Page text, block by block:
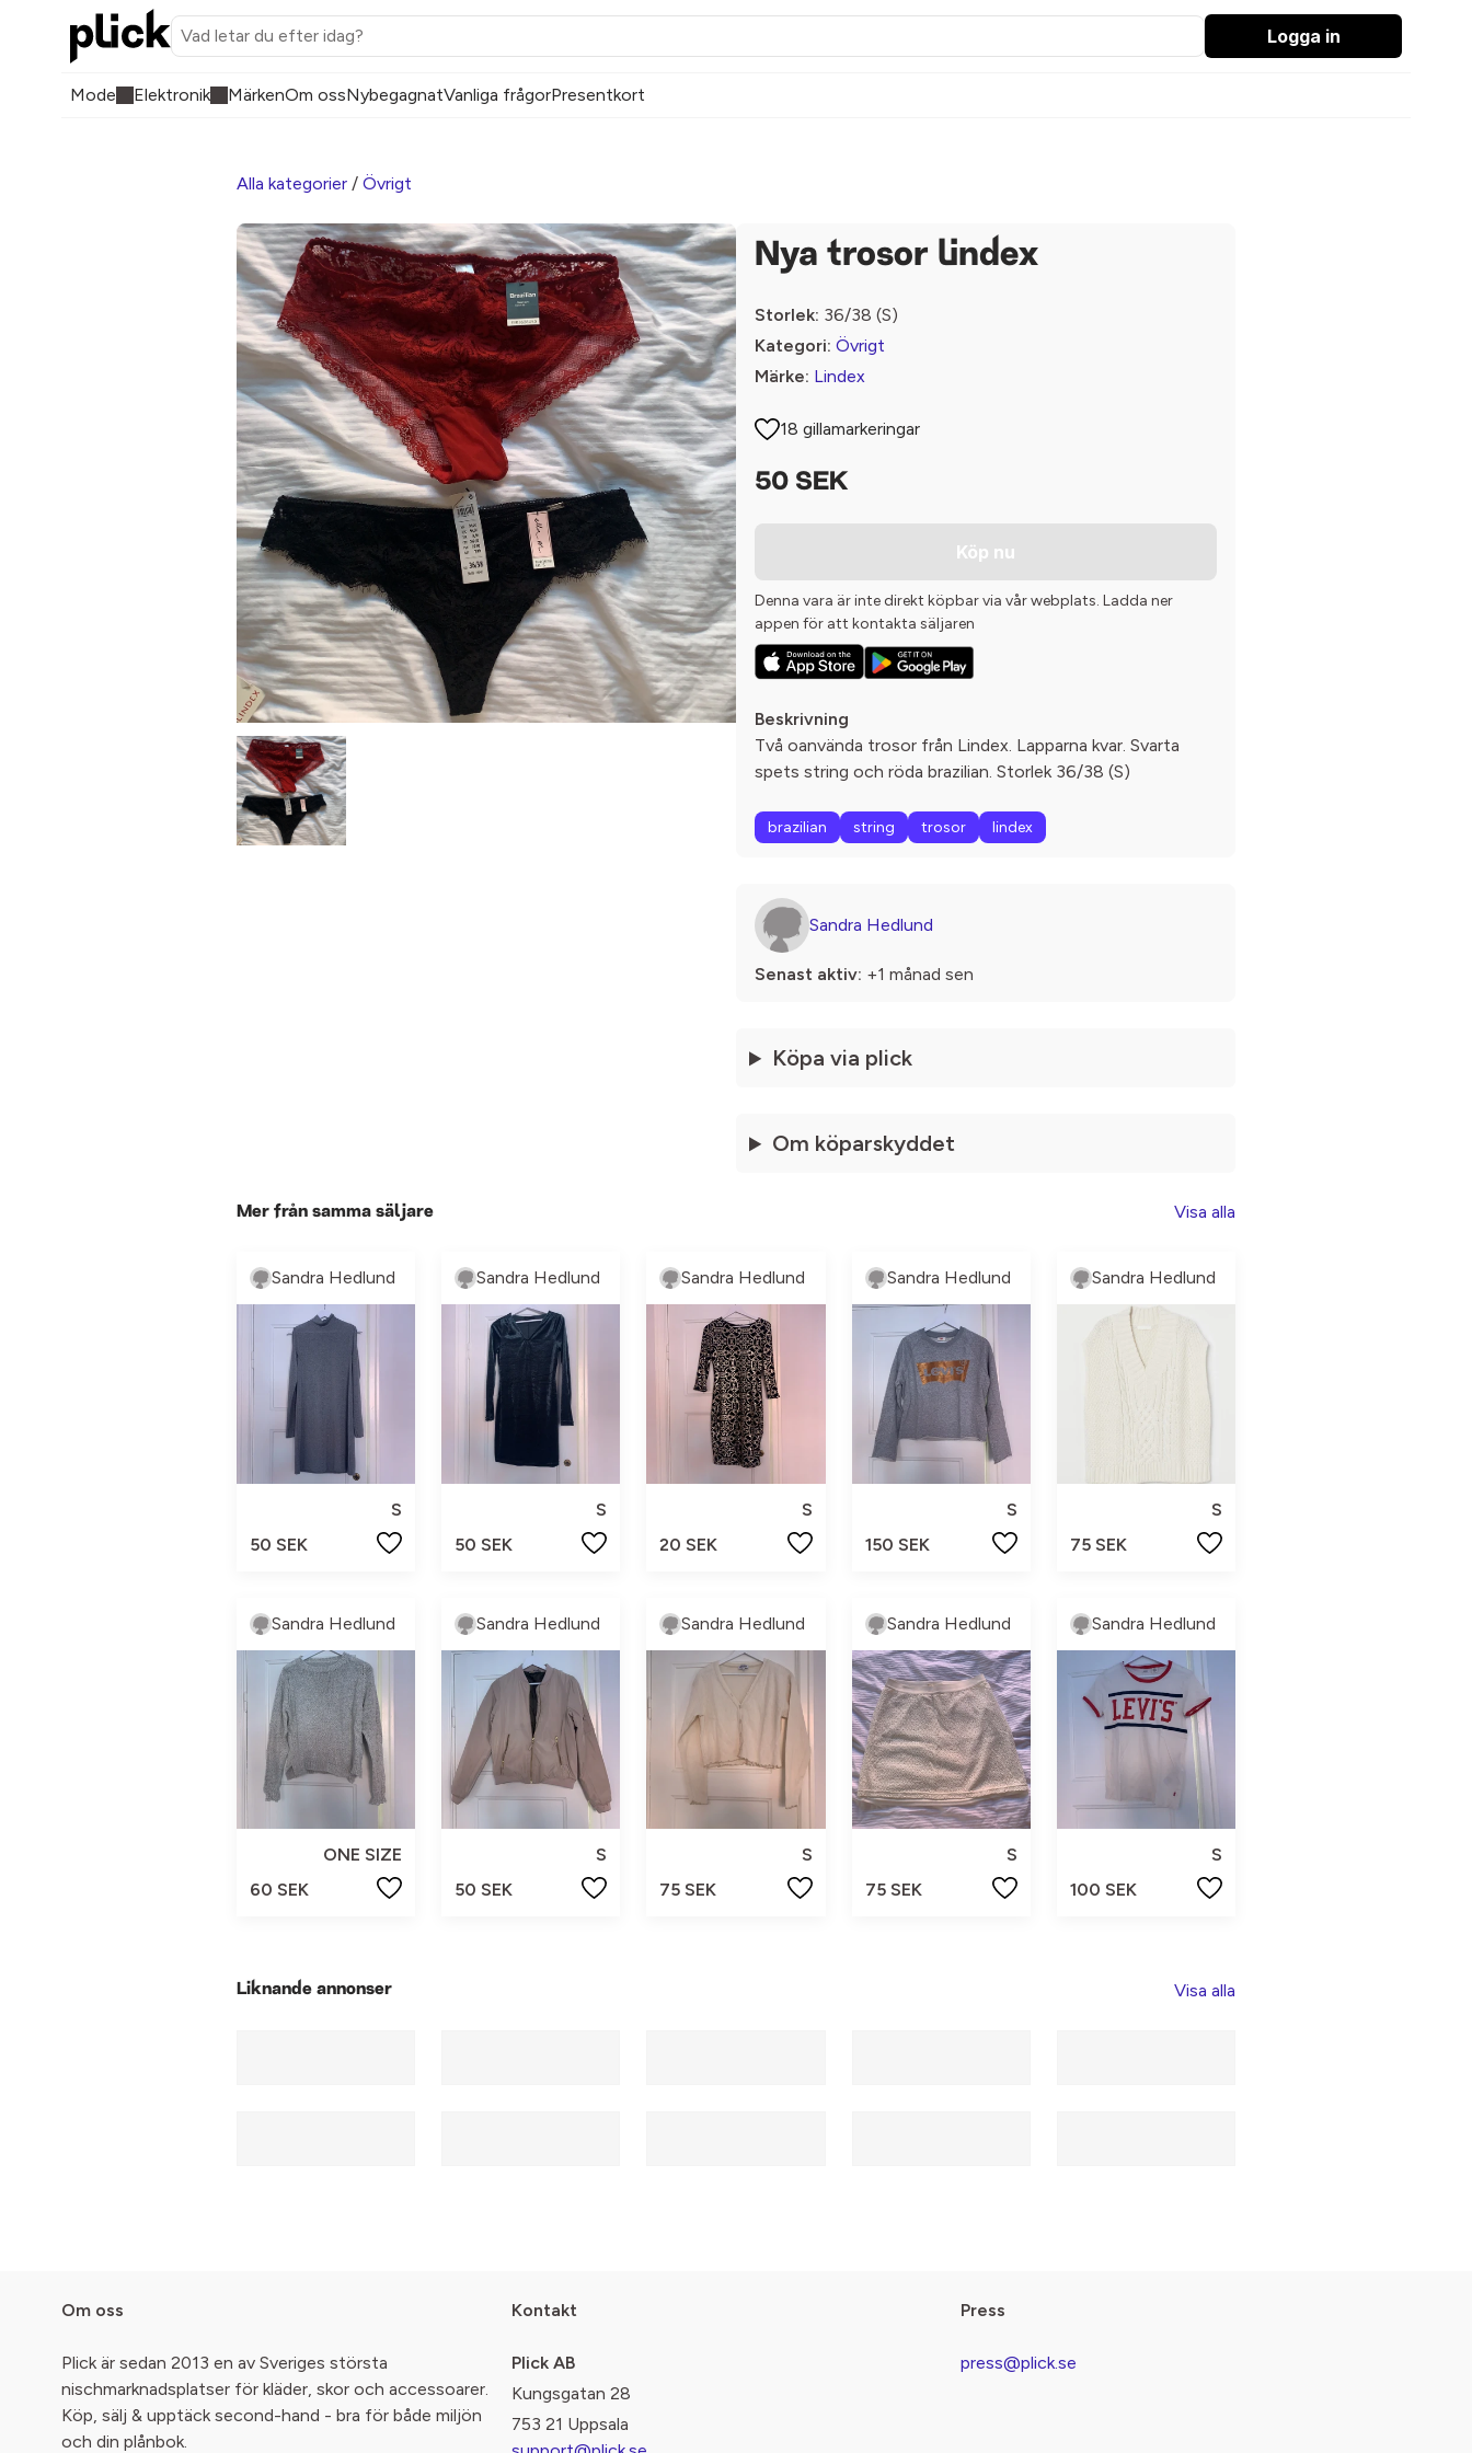
Logga in
Mode Elektronik MärkenOm ossNybegagnatVanliga frågorPresentkort
Alla kategorier / Övrigt
Nya trosor lindex
Storlek: 36/38 (S)
Kategori: Övrigt
Märke: Lindex
18 gillamarkeringar
50 SEK
Köp nu
Denna vara är inte direkt köpbar via vår webplats. Ladda ner
appen för att kontakta säljaren
Beskrivning
Två oanvända trosor från Lindex. Lapparna kvar. Svarta
spets string och röda brazilian. Storlek 36/38 (S)
brazilian string trosor lindex
Sandra Hedlund
Senast aktiv: +1 månad sen
Köpa via plick
Om köparskyddet
Mer från samma säljare Visa alla
Sandra Hedlund
S
50 SEK
Sandra Hedlund
S
50 SEK
Sandra Hedlund
S
20 SEK
Sandra Hedlund
S
150 SEK
Sandra Hedlund
S
75 SEK
Sandra Hedlund
ONE SIZE
60 SEK
Sandra Hedlund
S
50 SEK
Sandra Hedlund
S
75 SEK
Sandra Hedlund
S
75 SEK
Sandra Hedlund
S
100 SEK
Liknande annonser Visa alla
Om oss
Plick är sedan 2013 en av Sveriges största
nischmarknadsplatser för kläder, skor och accessoarer.
Köp, sälj & upptäck second-hand - bra för både miljön
och din plånbok.
Kontakt
Plick AB
Kungsgatan 28
753 21 Uppsala
Press
press@plick.se